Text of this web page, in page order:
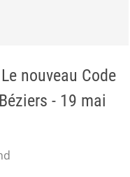
Le nouveau Code
- 19 mai